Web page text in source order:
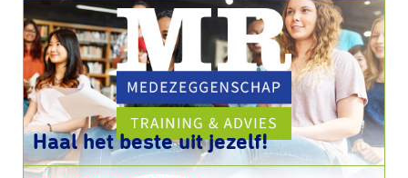
Haal het beste uit jezelf!